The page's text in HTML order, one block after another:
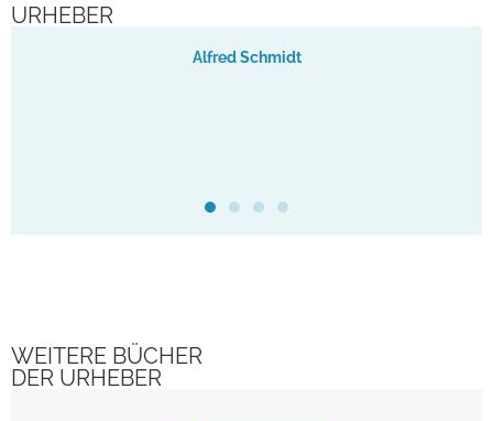
URHEBER
Alfred Schmidt
WEITERE BÜCHER
DER URHEBER